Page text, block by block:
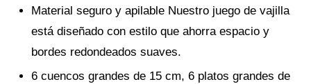
Material seguro y apilable Nuestro juego de vajilla
está diseñado con estilo que ahorra espacio y
bordes redondeados suaves.
6 cuencos grandes de 15 cm, 6 platos grandes de